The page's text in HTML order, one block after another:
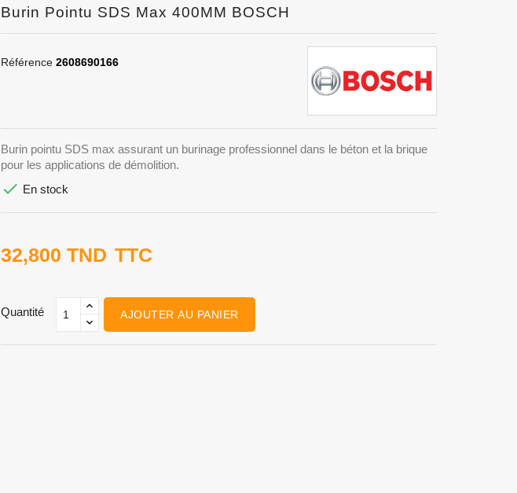
Burin Pointu SDS Max 400MM BOSCH
Référence 2608690166
Burin pointu SDS max assurant un burinage professionnel dans le béton et la brique
pour les applications de démolition.
 En stock
32,800 TND TTC
Quantité AJOUTER AU PANIER